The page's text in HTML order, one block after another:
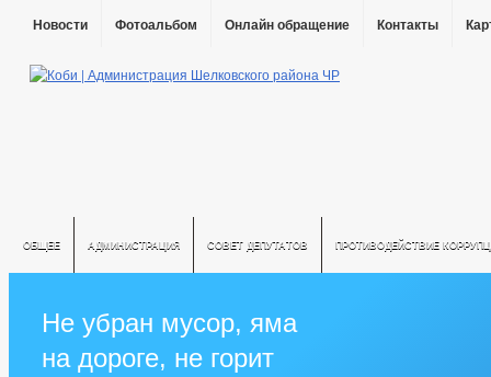
Новости Фотоальбом Онлайн обращение Контакты
ОБЩЕЕ АДМИНИСТРАЦИЯ СОВЕТ ДЕПУТАТОВ ПРОТИВОДЕЙСТВИЕ
Не убран мусор, яма
на дороге, не горит